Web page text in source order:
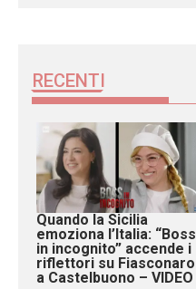
RECENTI
Quando la Sicilia
emoziona l’Italia: “Boss
in incognito” accende i
riflettori su Fiasconaro
a Castelbuono – VIDEO